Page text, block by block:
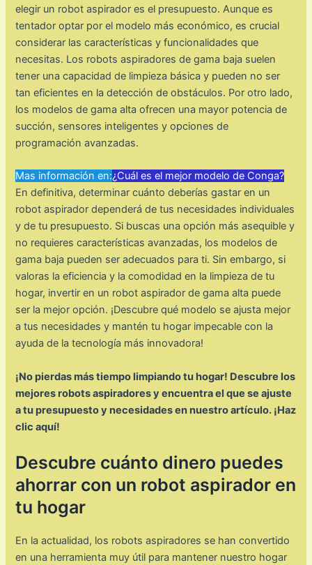
elegir un robot aspirador es el presupuesto. Aunque es
tentador optar por el modelo más económico, es crucial
considerar las características y funcionalidades que
necesitas. Los robots aspiradores de gama baja suelen
tener una capacidad de limpieza básica y pueden no ser
tan eficientes en la detección de obstáculos. Por otro lado,
los modelos de gama alta ofrecen una mayor potencia de
succión, sensores inteligentes y opciones de
programación avanzadas.
Mas información en:¿Cuál es el mejor modelo de Conga?
En definitiva, determinar cuánto deberías gastar en un
robot aspirador dependerá de tus necesidades individuales
y de tu presupuesto. Si buscas una opción más asequible y
no requieres características avanzadas, los modelos de
gama baja pueden ser adecuados para ti. Sin embargo, si
valoras la eficiencia y la comodidad en la limpieza de tu
hogar, invertir en un robot aspirador de gama alta puede
ser la mejor opción. ¡Descubre qué modelo se ajusta mejor
a tus necesidades y mantén tu hogar impecable con la
ayuda de la tecnología más innovadora!
¡No pierdas más tiempo limpiando tu hogar! Descubre los
mejores robots aspiradores y encuentra el que se ajuste
a tu presupuesto y necesidades en nuestro artículo. ¡Haz
clic aquí!
Descubre cuánto dinero puedes
ahorrar con un robot aspirador en
tu hogar
En la actualidad, los robots aspiradores se han convertido
en una herramienta muy útil para mantener nuestro hogar